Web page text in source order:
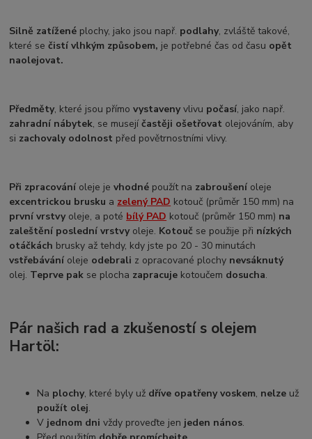
Silně zatížené plochy, jako jsou např. podlahy, zvláště takové,
které sečistí vlhkým způsobem, je potřebné čas od času opět
naolejovat.
Předměty, které jsou přímovystavenyvlivu počasí, jako např.
zahradní nábytek, se musejíčastěji ošetřovat olejováním, aby
si zachovaly odolnost před povětrnostními vlivy.
Při zpracování oleje jevhodné použít na zabroušení oleje
excentrickou brusku a zelený PAD kotouč (průměr 150 mm) na
první vrstvy oleje, a poté bílý PAD kotouč (průměr 150 mm) na
zaleštění poslední vrstvyoleje. Kotouč se použije při nízkých
otáčkách brusky až tehdy, kdy jste po 20 - 30 minutách
vstřebávání oleje odebrali z opracované plochy nevsáknutý
olej. Teprve pak se plocha zapracuje kotoučem dosucha.
Pár našich rad a zkušeností s olejem
Hartöl:
Na plochy, které byly už dříve opatřeny voskem, nelze už
použít olej.
V jednom dni vždy proveďte jen jeden nános.